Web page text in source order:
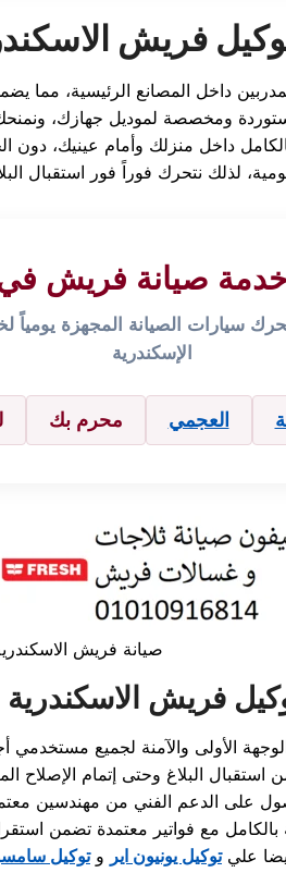
فريش
صيانة فريش في
سيارات الصيانة المجهزة يومياً
الإسكندرية
العجمي محرم بك
صيانة فريش
فريش الاسكندرية
عليتوكيل يونيون اير وتوكيل